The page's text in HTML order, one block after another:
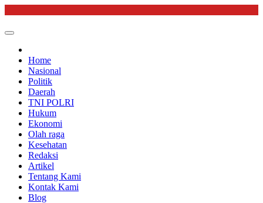
content
Home
Nasional
Politik
Daerah
TNI POLRI
Hukum
Ekonomi
Olah raga
Kesehatan
Redaksi
Artikel
Tentang Kami
Kontak Kami
Blog